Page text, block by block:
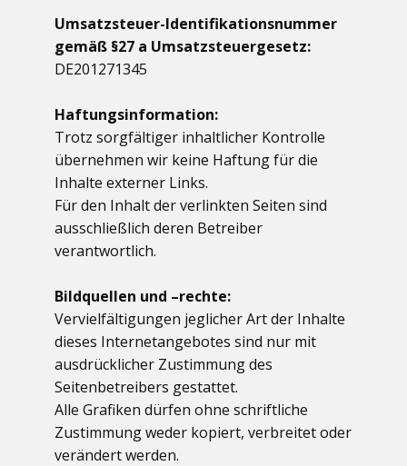
Umsatzsteuer-Identifikationsnummer
gemäß §27 a Umsatzsteuergesetz:
DE201271345
Haftungsinformation:
Trotz sorgfältiger inhaltlicher Kontrolle
übernehmen wir keine Haftung für die
Inhalte externer Links.
Für den Inhalt der verlinkten Seiten sind
ausschließlich deren Betreiber
verantwortlich.
Bildquellen und –rechte:
Vervielfältigungen jeglicher Art der Inhalte
dieses Internetangebotes sind nur mit
ausdrücklicher Zustimmung des
Seitenbetreibers gestattet.
Alle Grafiken dürfen ohne schriftliche
Zustimmung weder kopiert, verbreitet oder
verändert werden.